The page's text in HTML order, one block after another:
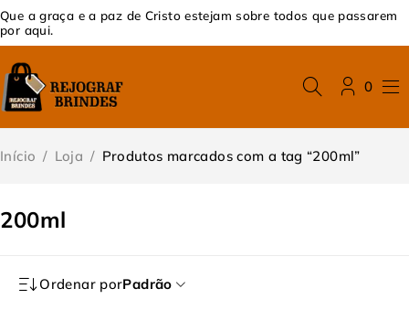
Que a graça e a paz de Cristo estejam sobre todos que passarem
por aqui.
0
200ml
Início / Loja / Produtos marcados com a tag “200ml”
Ordenar porPadrão